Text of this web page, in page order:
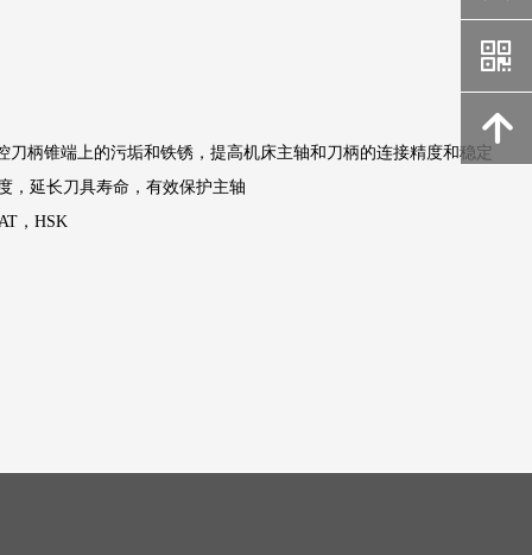
刀柄锥端上的污垢和铁锈，提高机床主轴和刀柄的连接精度和稳定
，延长刀具寿命，有效保护主轴
，HSK
낃
녕